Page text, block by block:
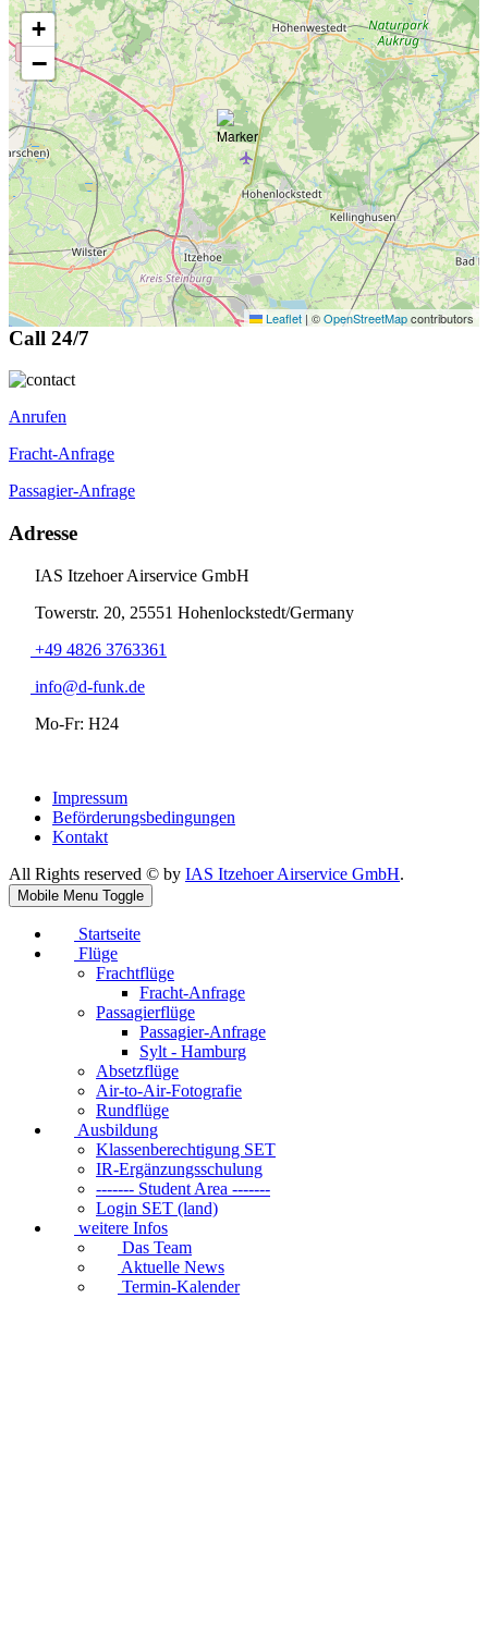
+
−
Leaflet | ©OpenStreetMapcontributors
Call 24/7
Anrufen
Fracht-Anfrage
Passagier-Anfrage
Adresse
IAS Itzehoer Airservice GmbH
Towerstr. 20, 25551 Hohenlockstedt/Germany
+49 4826 3763361
info@d-funk.de
Mo-Fr: H24
Impressum
Beförderungsbedingungen
Kontakt
All Rights reserved © by IAS Itzehoer Airservice GmbH.
Mobile Menu Toggle
Startseite
Flüge
Frachtflüge
Fracht-Anfrage
Passagierflüge
Passagier-Anfrage
Sylt - Hamburg
Absetzflüge
Air-to-Air-Fotografie
Rundflüge
Ausbildung
Klassenberechtigung SET
IR-Ergänzungsschulung
------- Student Area -------
Login SET (land)
weitere Infos
Das Team
Aktuelle News
Termin-Kalender